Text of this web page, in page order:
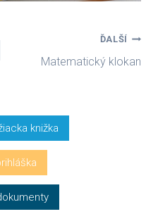
ĎALŠÍ
Matematický klokan
knižka